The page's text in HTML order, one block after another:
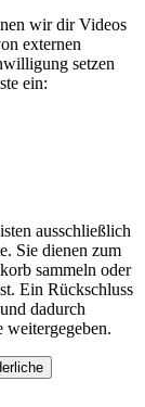
wir dir Videos
externen
setzen
ein:
ausschließlich
Sie dienen zum
sammeln oder
Ein Rückschluss
dadurch
weitergegeben.